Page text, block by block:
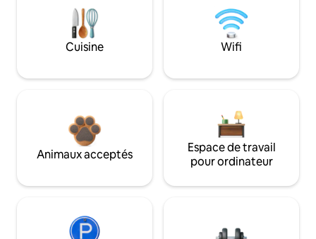
Cuisine Wifi
Animaux acceptés
Espace de travail
pour ordinateur